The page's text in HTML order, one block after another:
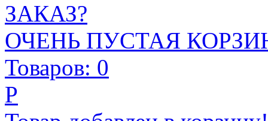
ЗАКАЗ?
ОЧЕНЬ ПУСТАЯ
Товаров: 0
Р